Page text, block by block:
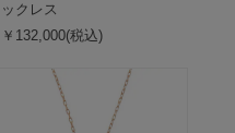
ックレス
￥132,000(税込)